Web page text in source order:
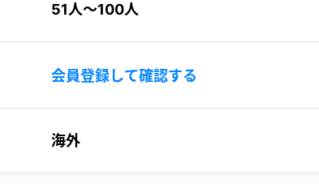
51人〜100人
会員登録して確認する
海外